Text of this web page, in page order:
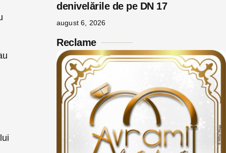
denivelările de pe DN 17
august 6, 2026
Reclame